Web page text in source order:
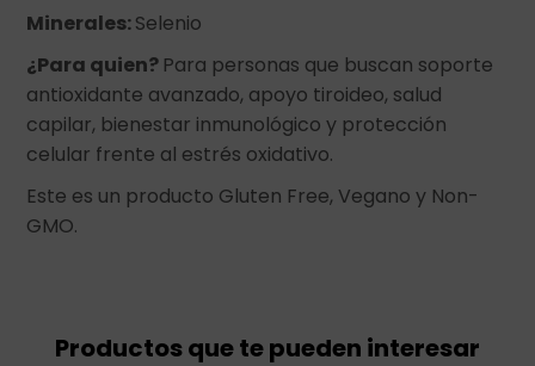
Minerales:Selenio
¿Para quien? Para personas que buscan soporte
antioxidante avanzado, apoyo tiroideo, salud
capilar, bienestar inmunológico y protección
celular frente al estrés oxidativo.
Este es un producto Gluten Free, Vegano y Non-
GMO.
Productos que te pueden interesar